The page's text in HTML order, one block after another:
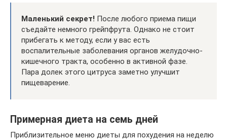
Маленький секрет! После любого приема пищи
съедайте немного грейпфрута. Однако не стоит
прибегать к методу, если у вас есть
воспалительные заболевания органов желудочно-
кишечного тракта, особенно в активной фазе.
Пара долек этого цитруса заметно улучшит
пищеварение.
Примерная диета на семь дней
Приблизительное меню диеты для похудения на неделю